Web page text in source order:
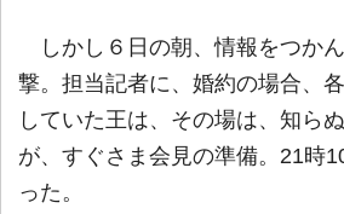
しかし６日の朝、情報をつか
撃。担当記者に、婚約の場合、
していた王は、その場は、知ら
が、すぐさま会見の準備。21時
った。